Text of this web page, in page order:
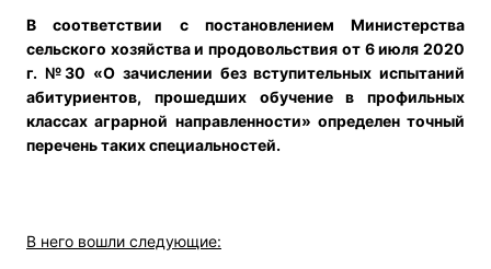
В соответствии с постановлением Министерства
сельского хозяйства и продовольствия от 6 июля 2020
г. №30 «О зачислении без вступительных испытаний
абитуриентов, прошедших обучение в профильных
классах аграрной направленности» определен точный
перечень таких специальностей.
В него вошли следующие: